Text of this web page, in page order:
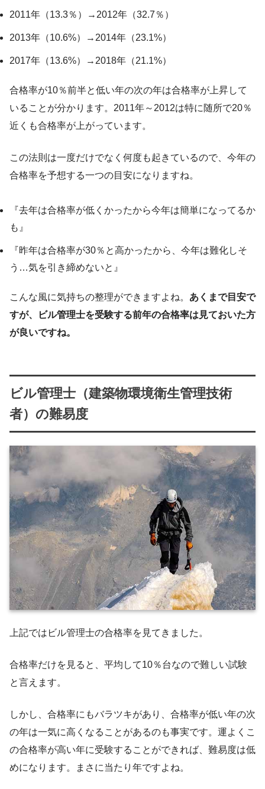
2011年（13.3％）→2012年（32.7％）
2013年（10.6%）→2014年（23.1%）
2017年（13.6%）→2018年（21.1%）
合格率が10％前半と低い年の次の年は合格率が上昇して
いることが分かります。2011年～2012は特に随所で20％
近くも合格率が上がっています。
この法則は一度だけでなく何度も起きているので、今年の
合格率を予想する一つの目安になりますね。
『去年は合格率が低くかったから今年は簡単になってるか
も』
『昨年は合格率が30％と高かったから、今年は難化しそ
う…気を引き締めないと』
こんな風に気持ちの整理ができますよね。 あくまで目安で
すが、ビル管理士を受験する前年の合格率は見ておいた方
が良いですね。
ビル管理士（建築物環境衛生管理技術
者）の難易度
上記ではビル管理士の合格率を見てきました。
合格率だけを見ると、平均して10％台なので難しい試験
と言えます。
しかし、合格率にもバラツキがあり、合格率が低い年の次
の年は一気に高くなることがあるのも事実です。運よくこ
の合格率が高い年に受験することができれば、難易度は低
めになります。まさに当たり年ですよね。